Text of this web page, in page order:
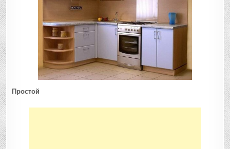
Простой